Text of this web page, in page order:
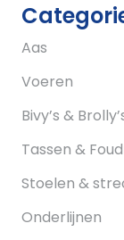
Aas
Voeren
Bivy’s &
Tassen &
Stoelen &
Onderlijnen